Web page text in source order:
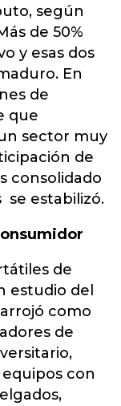
según
de 50%
y esas dos
En
de
que
sector muy
de
consolidado
se estabilizó.
de
estudio del
como
de
con